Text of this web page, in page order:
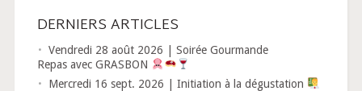
DERNIERS ARTICLES
Vendredi 28 août 2026 | Soirée Gourmande
Repas avec GRASBON
Mercredi 16 sept. 2026 | Initiation à la dégustation